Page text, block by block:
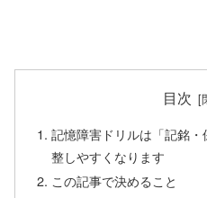
目次
記憶障害ドリルは「記銘
整しやすくなります
この記事で決めること